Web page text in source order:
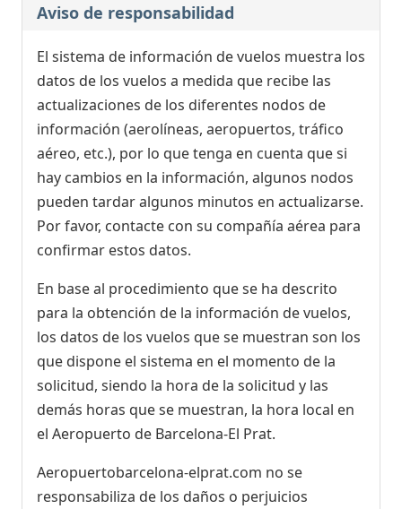
Aviso de responsabilidad
El sistema de información de vuelos muestra los
datos de los vuelos a medida que recibe las
actualizaciones de los diferentes nodos de
información (aerolíneas, aeropuertos, tráfico
aéreo, etc.), por lo que tenga en cuenta que si
hay cambios en la información, algunos nodos
pueden tardar algunos minutos en actualizarse.
Por favor, contacte con su compañía aérea para
confirmar estos datos.
En base al procedimiento que se ha descrito
para la obtención de la información de vuelos,
los datos de los vuelos que se muestran son los
que dispone el sistema en el momento de la
solicitud, siendo la hora de la solicitud y las
demás horas que se muestran, la hora local en
el Aeropuerto de Barcelona-El Prat.
Aeropuertobarcelona-elprat.com no se
responsabiliza de los daños o perjuicios